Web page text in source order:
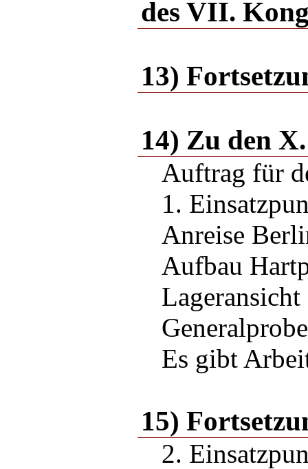
des VII.
13)
14) Zu den
Auftrag für
1.
Anreise
Aufbau
Lageransicht
Generalprobe
Es gibt
15)
2.